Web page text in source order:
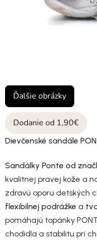
Dodanie od 1,90€
Dievčenské sandále
Sandálky Ponte od
kvalitnej pravej kože a
zdravú oporu detských
flexibilnej podrážke a
pomáhajú topánky
chodidla a stabilitu pri
Ďalšie obrázky